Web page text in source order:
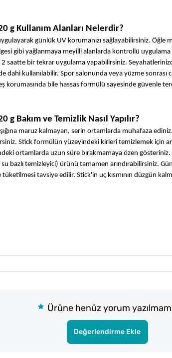
g Kullanım Alanları Nelerdir?
günlük UV korumanızı sağlayabilirsiniz. Öğle
gibi yağlanmaya meyilli alanlarda kontrollü uygulama
saatte bir tekrar uygulama yapabilirsiniz.
kullanılabilir. Spor salonunda veya yüzme sonrası
korumasında bile hassas formülü sayesinde güvenle
Bakım ve Temizlik Nasıl Yapılır?
maruz kalmayan, serin ortamlarda muhafaza
Stick formülün yüzeyindeki kirleri temizlemek için
ortamlarda uzun süre bırakmamaya özen gösteriniz.
bazlı temizleyici) ürünü tamamen arındırabilirsiniz.
tavsiye edilir. Stick'in uç kısmının düzgün
Ürüne henüz yorum
Değerlendirme Ekle